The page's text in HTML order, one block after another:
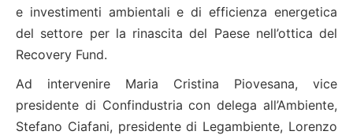
e investimenti ambientali e di efficienza energetica
del settore per la rinascita del Paese nell’ottica del
Recovery Fund.
Ad intervenire Maria Cristina Piovesana, vice
presidente di Confindustria con delega all’Ambiente,
Stefano Ciafani, presidente di Legambiente, Lorenzo